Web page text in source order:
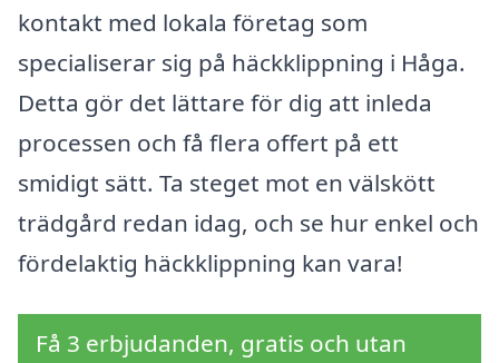
kontakt med lokala företag som
specialiserar sig på häckklippning i Håga.
Detta gör det lättare för dig att inleda
processen och få flera offert på ett
smidigt sätt. Ta steget mot en välskött
trädgård redan idag, och se hur enkel och
fördelaktig häckklippning kan vara!
Få 3 erbjudanden, gratis och utan